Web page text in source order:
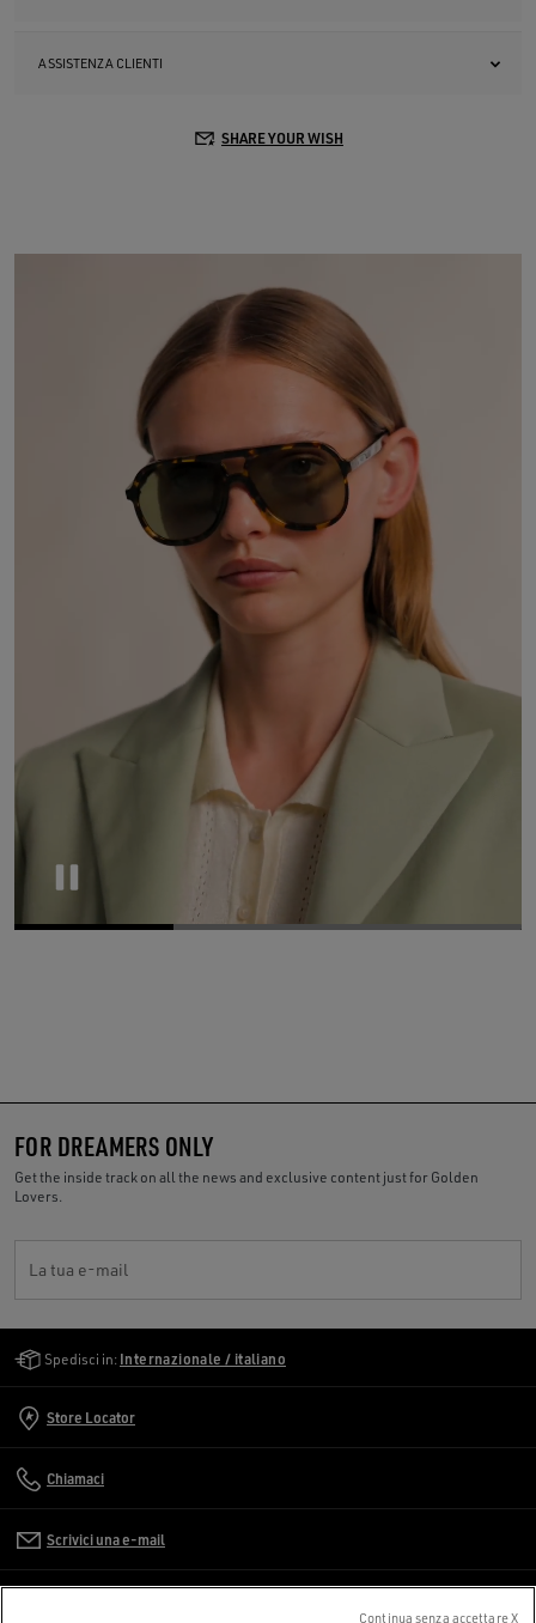
ASSISTENZA CLIENTI
SHARE YOUR WISH
FOR DREAMERS ONLY
Get the inside track on all the news and exclusive content just for Golden
Lovers.
La tua e-mail
Spedisci in: Internazionale / italiano
Store Locator
Chiamaci
Scrivici una e-mail
Continua senza accettare X